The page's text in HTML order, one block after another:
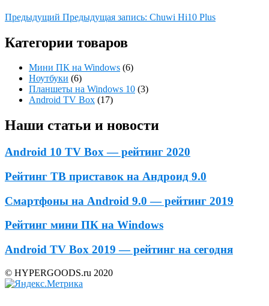
Предыдущий Предыдущая запись: Chuwi Hi10 Plus
Категории товаров
Мини ПК на Windows (6)
Ноутбуки (6)
Планшеты на Windows 10 (3)
Android TV Box (17)
Наши статьи и новости
Android 10 TV Box — рейтинг 2020
Рейтинг ТВ приставок на Андроид 9.0
Смартфоны на Android 9.0 — рейтинг 2019
Рейтинг мини ПК на Windows
Android TV Box 2019 — рейтинг на сегодня
© HYPERGOODS.ru 2020